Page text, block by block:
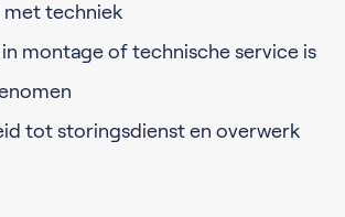
techniek
montage of technische service is
tot storingsdienst en overwerk